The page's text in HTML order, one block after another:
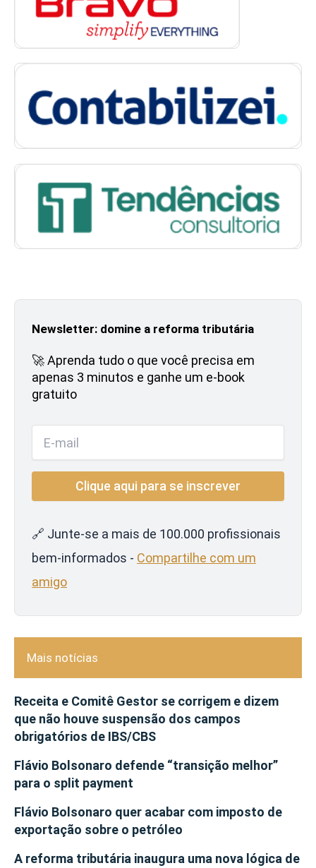
Newsletter: domine a reforma tributária
🚀 Aprenda tudo o que você precisa em
apenas 3 minutos e ganhe um e-book
gratuito
🔗 Junte-se a mais de 100.000 profissionais
bem-informados - Compartilhe com um
amigo
Mais notícias
Receita e Comitê Gestor se corrigem e dizem
que não houve suspensão dos campos
obrigatórios de IBS/CBS
Flávio Bolsonaro defende “transição melhor”
para o split payment
Flávio Bolsonaro quer acabar com imposto de
exportação sobre o petróleo
A reforma tributária inaugura uma nova lógica de